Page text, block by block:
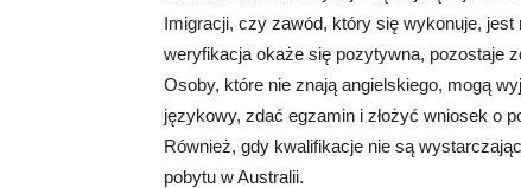
Imigracji, czy zawód, który się wykonuje,
weryfikacja okaże się pozytywna, pozostaje
Osoby, które nie znają angielskiego, mogą
językowy, zdać egzamin i złożyć wniosek o
Również, gdy kwalifikacje nie są
pobytu w Australii.